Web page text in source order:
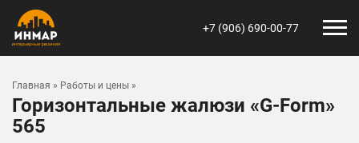
+7 (906) 690-00-77
Главная » Работы и цены »
Горизонтальные жалюзи «G-Form»
565